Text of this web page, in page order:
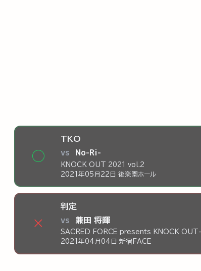
◯
TKO
vs No-Ri-
KNOCK OUT 2021 vol.2
2021年05月22日 後楽園ホール
×
判定
vs 兼田 将暉
SACRED FORCE presents KNOCK OUT-
2021年04月04日 新宿FACE